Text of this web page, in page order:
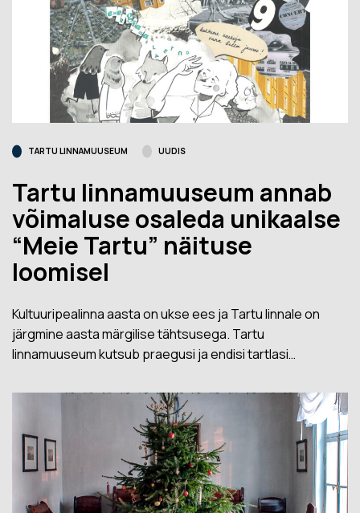
TARTU LINNAMUUSEUM UUDIS
Tartu linnamuuseum annab
võimaluse osaleda unikaalse
“Meie Tartu” näituse
loomisel
Kultuuripealinna aasta on ukse ees ja Tartu linnale on
järgmine aasta märgilise tähtsusega. Tartu
linnamuuseum kutsub praegusi ja endisi tartlasi…